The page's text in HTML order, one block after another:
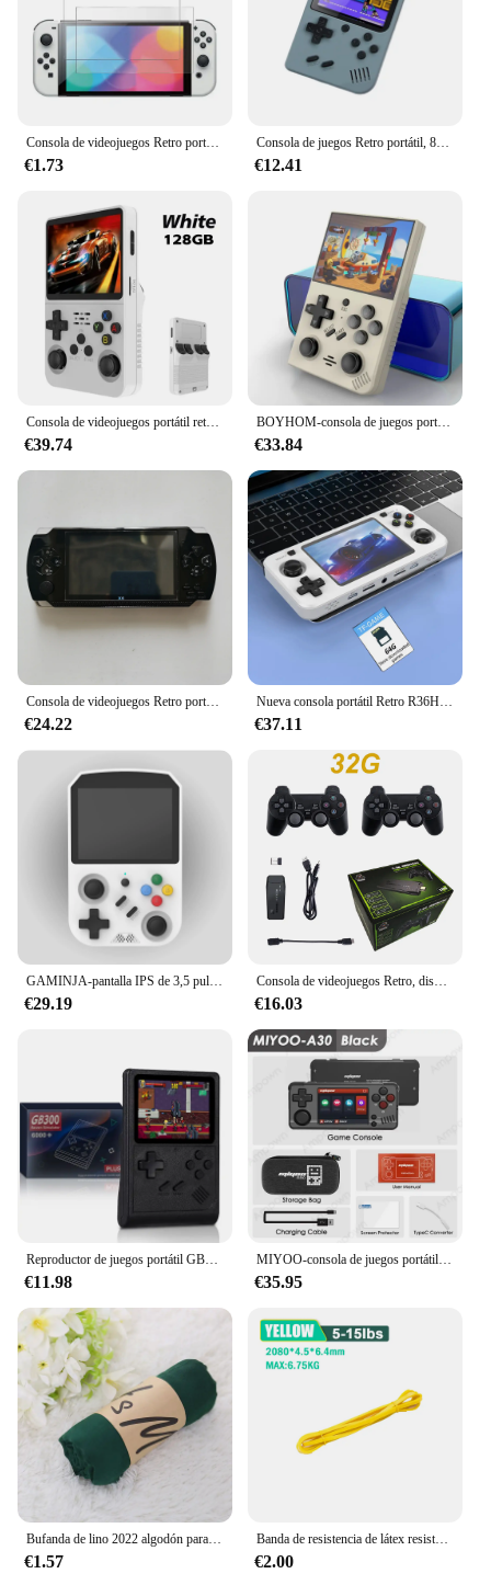
€1.73
Consola de juegos Retro portátil, 800 en 1, Gameboy de 8 bits, pantalla Lcd de 3,0 pulgadas, juguete nostálgico, regalo para hombre
€12.41
€39.74
BOYHOM-consola de juegos portátil Retro R35PlUS, consola de videojuegos de 3,5 pulgadas, sistema Linux, doble Joystick, reproductor de vídeo de bolsillo portátil
€33.84
€24.22
Nueva consola portátil Retro R36H, sistema Linux de código abierto, consolas de juegos clásicas, pantalla IPS de 3,5 pulgadas, reproductor de vídeo portátil de 64G
€37.11
€29.19
Consola de videojuegos Retro, dispositivo inalámbrico de 2,4G, 4k, 20000 juegos, 64G, Dendy portátil, para GBA/FC/PS1/MD
€16.03
Reproductor de juegos portátil GB300, pantalla de 3,0 pulgadas, consola de videojuegos para TV, salida AV, consola de juegos Retro integrada, 8G, más de 6000 juegos
€11.98
MIYOO-consola de juegos portátil A30, miniconsola con pantalla de 2,8 pulgadas, sistema Linux, emulador Retro de vídeo, Motor de vibración Wifi, regalos para niños
€35.95
Bufanda de lino 2022 algodón para mujer, chal de diseñador de lujo, Pashmina, Hijabs, Foulard, diadema
€1.57
Banda de resistencia de látex resistente, banda elástica para ejercicio de fuerza, auxiliar, Pilates, gimnasio, equipo de Fitness, tren de refuerzo
€2.00